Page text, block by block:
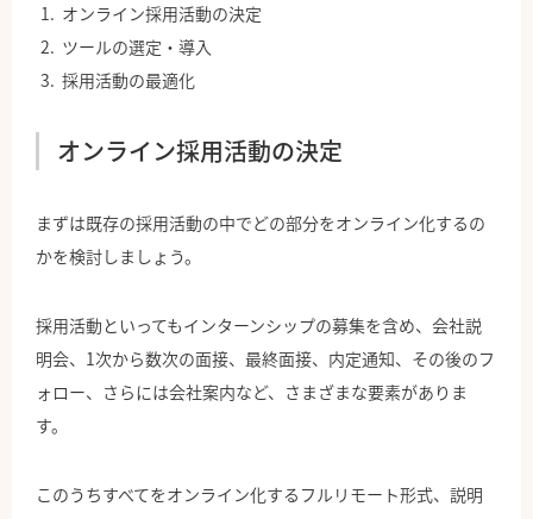
オンライン採用活動の決定
ツールの選定・導入
採用活動の最適化
オンライン採用活動の決定
まずは既存の採用活動の中でどの部分をオンライン化するの
かを検討しましょう。
採用活動といってもインターンシップの募集を含め、会社説
明会、1次から数次の面接、最終面接、内定通知、その後のフ
ォロー、さらには会社案内など、さまざまな要素がありま
す。
このうちすべてをオンライン化するフルリモート形式、説明